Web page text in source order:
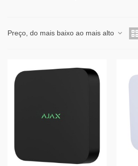
Preço, do mais baixo ao mais alto